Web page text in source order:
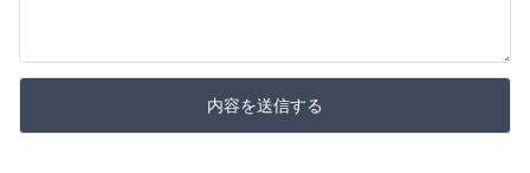
内容を送信する